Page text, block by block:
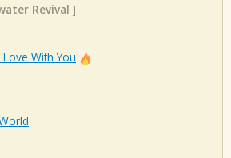
Revival ]
With You